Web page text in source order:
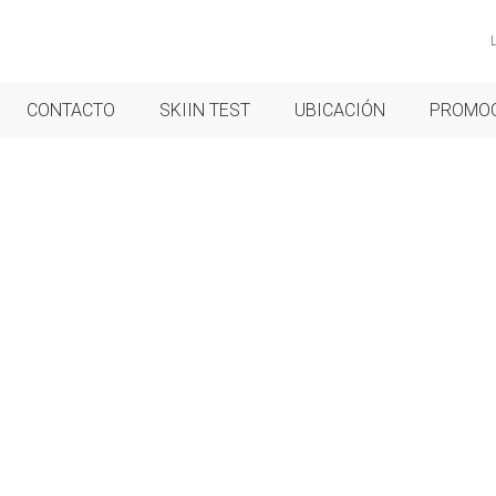
CONTACTO SKIIN TEST UBICACIÓN